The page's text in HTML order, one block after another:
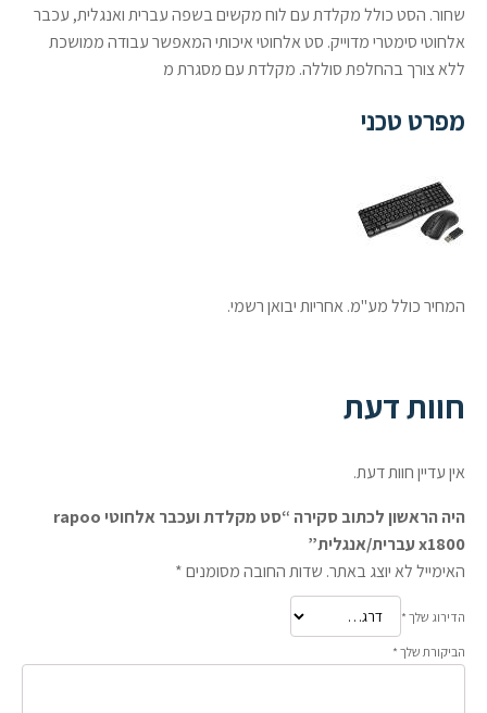
שחור. הסט כולל מקלדת עם לוח מקשים בשפה עברית ואנגלית, עכבר
אלחוטי סימטרי מדוייק. סט אלחוטי איכותי המאפשר עבודה ממושכת
ללא צורך בהחלפת סוללה. מקלדת עם מסגרת מ
מפרט טכני
המחיר כולל מע"מ. אחריות יבואן רשמי.
חוות דעת
אין עדיין חוות דעת.
היה הראשון לכתוב סקירה “סט מקלדת ועכבר אלחוטי rapoo
x1800 עברית/אנגלית”
האימייל לא יוצג באתר. שדות החובה מסומנים*
הדירוג שלך *
הביקורת שלך *